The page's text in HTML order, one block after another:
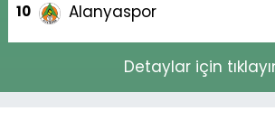
10 Alanyaspor
Detaylar için